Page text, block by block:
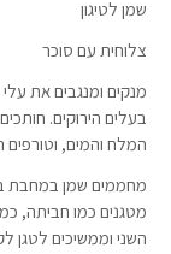
שמן לטיגון
צלוחית עם סוכר
מנקים ומנגבים את
בעלים הירוקים.
המלח והמים, וטורפים
מחממים שמן במחבת
מטגנים כמו חביתה,
השני וממשיכים לטגן